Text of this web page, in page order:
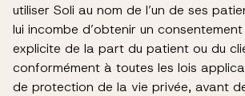
utiliser Soli au nom de l’un de ses
lui incombe d’obtenir un
explicite de la part du patient ou du
conformément à toutes les lois
de protection de la vie privée, avant